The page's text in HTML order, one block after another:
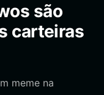
são
carteiras
meme na